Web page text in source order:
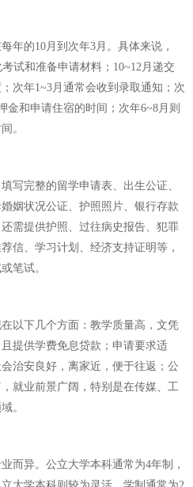
年的10月到次年3月。具体来说，
试和准备申请材料；10~12月递交
次年1~3月通常会收到录取通知；次
金和申请住宿的时间；次年6~8月则
。
写完整的留学申请表、出生公证、
姻状况公证、护照照片、银行存款
需提供护照、过往病史报告、犯罪
信、学习计划、经济支持证明等，
笔试。
以下几个方面：教学质量高，文凭
提供学费免息贷款；申请要求适
治安良好，离家近，便于往返；公
就业前景广阔，特别是在传媒、工
。
而异。公立大学本科通常为4年制，